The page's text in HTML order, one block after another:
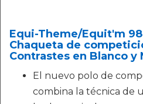
Equi-Theme/Equit'm
Chaqueta de
Contrastes en Blanco y
El nuevo polo de
combina la técnica de